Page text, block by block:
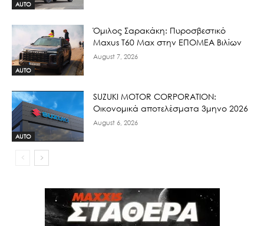
AUTO
AUTO
Όμιλος Σαρακάκη: Πυροσβεστικό
Maxus T60 Max στην ΕΠΟΜΕΑ Βιλίων
August 7, 2026
AUTO
SUZUKI MOTOR CORPORATION:
Οικονομικά αποτελέσματα 3μηνο 2026
August 6, 2026